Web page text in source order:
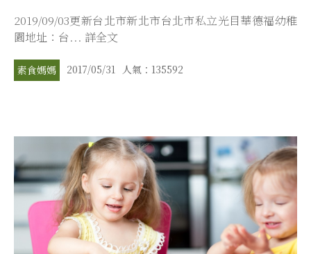
2019/09/03更新台北市新北市台北市私立光目華德福幼稚
園地址：台... 詳全文
素食媽媽 2017/05/31 人氣：135592